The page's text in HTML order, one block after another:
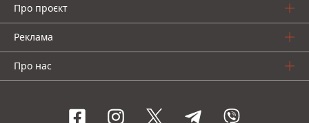
Про проєкт
Реклама
Про нас